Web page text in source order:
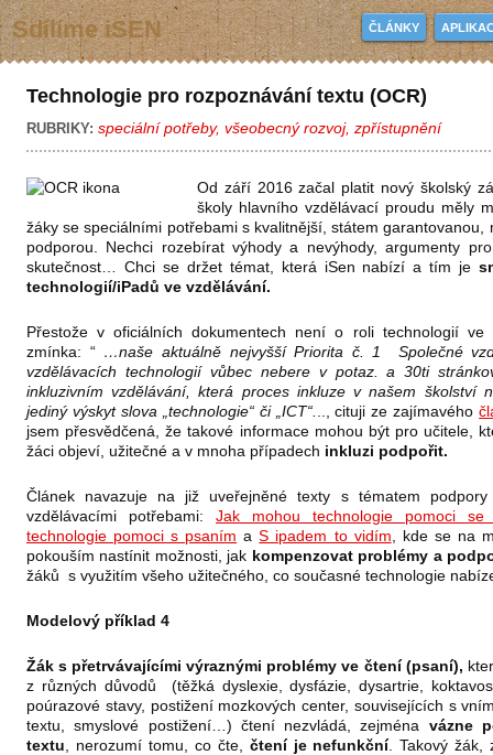
Sdílíme iSEN ČLÁNKY
Technologie pro rozpoznávání textu (OCR)
RUBRIKY: speciální potřeby, všeobecný rozvoj, zpřístupnění
Od září 2016 začal platit nový školský
školy hlavního vzdělávací proudu měly
žáky se speciálními potřebami s kvalitnější, státem garantovanou,
podporou. Nechci rozebírat výhody a nevýhody, argumenty
skutečnost… Chci se držet témat, která iSen nabízí a tím je
technologií/iPadů ve vzdělávání.
Přestože v oficiálních dokumentech není o roli technologií ve
zmínka: “ …naše aktuálně nejvyšší Priorita č. 1 Společné
vzdělávacích technologií vůbec nebere v potaz. a 30ti
inkluzivním vzdělávání, která proces inkluze v našem školství
jediný výskyt slova „technologie“ či „ICT“.
.., cituji ze zajímavého
jsem přesvědčená, že takové informace mohou být pro učitele,
žáci objeví, užitečné a v mnoha případech inkluzi podpořit.
Článek navazuje na již uveřejněné texty s tématem
vzdělávacími potřebami: Jak mohou technologie pomoci se
technologie pomoci s psaním aS ipadem to vidím , kde se na
pokouším nastínit možnosti, jak kompenzovat problémy a
žáků s využitím všeho užitečného, co současné technologie
Modelový příklad 4
Žák s přetrvávajícími výraznými problémy ve čtení (psaní),
z různých důvodů (těžká dyslexie, dysfázie, dysartrie,
poúrazové stavy, postižení mozkových center, souvisejících s
textu, smyslové postižení…) čtení nezvládá, zejména vázne
textu , nerozumí tomu, co čte, čtení je nefunkční. Takový žák,